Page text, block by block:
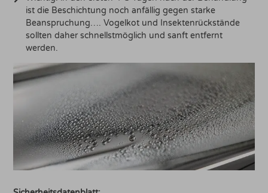
ist die Beschichtung noch anfällig gegen starke
Beanspruchung…. Vogelkot und Insektenrückstände
sollten daher schnellstmöglich und sanft entfernt
werden.